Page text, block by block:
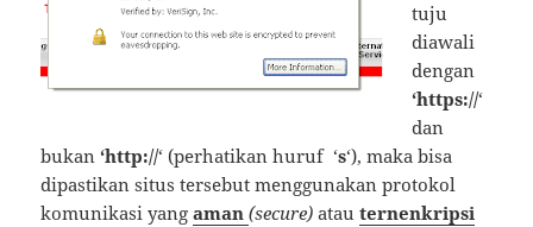
tuju
diawali
dengan
‘https://‘
dan
bukan‘http://‘ (perhatikan huruf ‘s‘), maka bisa
dipastikan situs tersebut menggunakan protokol
komunikasi yangaman(secure) atauternenkripsi